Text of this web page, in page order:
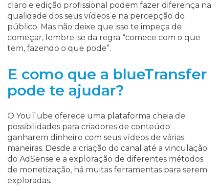
claro e edição profissional podem fazer diferença na
qualidade dos seus vídeos e na percepção do
público. Mas não deixe que isso te impeça de
começar, lembre-se da regra “comece com o que
tem, fazendo o que pode”.
E como que a blueTransfer
pode te ajudar?
O YouTube oferece uma plataforma cheia de
possibilidades para criadores de conteúdo
ganharem dinheiro com seus vídeos de várias
maneiras. Desde a criação do canal até a vinculação
do AdSense e a exploração de diferentes métodos
de monetização, há muitas ferramentas para serem
exploradas.